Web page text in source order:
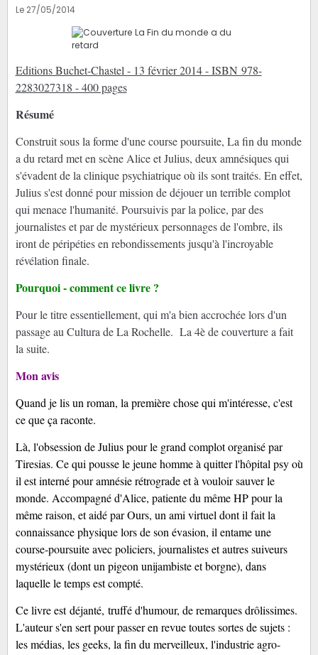
Le 27/05/2014
Editions Buchet-Chastel - 13 février 2014 - ISBN 978-
2283027318 - 400 pages
Résumé
Construit sous la forme d'une course poursuite, La fin du monde
a du retard met en scène Alice et Julius, deux amnésiques qui
s'évadent de la clinique psychiatrique où ils sont traités. En effet,
Julius s'est donné pour mission de déjouer un terrible complot
qui menace l'humanité. Poursuivis par la police, par des
journalistes et par de mystérieux personnages de l'ombre, ils
iront de péripéties en rebondissements jusqu'à l'incroyable
révélation finale.
Pourquoi - comment ce livre ?
Pour le titre essentiellement, qui m'a bien accrochée lors d'un
passage au Cultura de La Rochelle. La 4è de couverture a fait
la suite.
Mon avis
Quand je lis un roman, la première chose qui m'intéresse, c'est
ce que ça raconte.
Là, l'obsession de Julius pour le grand complot organisé par
Tiresias. Ce qui pousse le jeune homme à quitter l'hôpital psy où
il est interné pour amnésie rétrograde et à vouloir sauver le
monde. Accompagné d'Alice, patiente du même HP pour la
même raison, et aidé par Ours, un ami virtuel dont il fait la
connaissance physique lors de son évasion, il entame une
course-poursuite avec policiers, journalistes et autres suiveurs
mystérieux (dont un pigeon unijambiste et borgne), dans
laquelle le temps est compté.
Ce livre estdéjanté, truffé d'humour, de remarques drôlissimes.
L'auteur s'en sert pour passer en revue toutes sortes de sujets :
les médias, les geeks, la fin du merveilleux, l'industrie agro-